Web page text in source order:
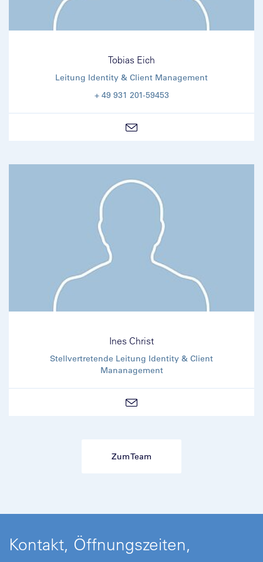
Tobias Eich
Leitung Identity & Client Management
+ 49 931 201-59453
Ines Christ
Stellvertretende Leitung Identity & Client
Mananagement
Zum Team
Kontakt, Öffnungszeiten,